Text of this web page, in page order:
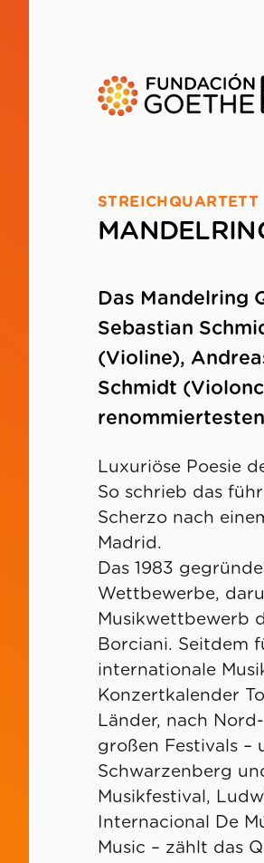
STREICHQUARTETT
Das Mandelring
Sebastian
(Violine),
Schmidt
Luxuriöse Poesie
So schrieb das
Scherzo nach
Madrid.
Das 1983
Wettbewerbe,
Musikwettbewerb
Borciani. Seitdem
internationale
Konzertkalender
Länder, nach
großen Festivals –
Schwarzenberg
Musikfestival,
Internacional De
Music – zählt das